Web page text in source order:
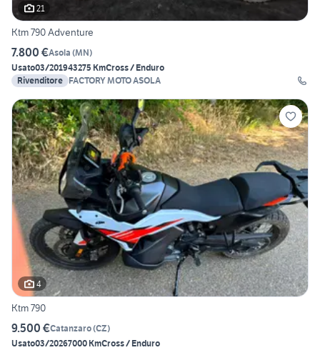
21
Ktm 790 Adventure
7.800 €Asola (MN)
Usato03/201943275 KmCross / Enduro
Rivenditore FACTORY MOTO ASOLA
4
Ktm 790
9.500 €Catanzaro(CZ)
Usato03/20267000 KmCross / Enduro